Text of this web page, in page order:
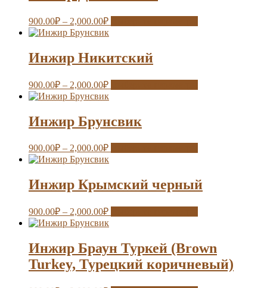
900.00₽ – 2,000.00₽
Инжир Никитский
900.00₽ – 2,000.00₽
Инжир Брунсвик
900.00₽ – 2,000.00₽
Инжир Крымский черный
900.00₽ – 2,000.00₽
Инжир Браун Туркей (Brown
Turkey, Турецкий коричневый)